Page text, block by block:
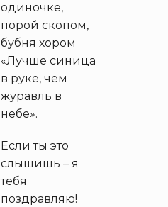
одиночке,
порой скопом,
бубня хором
«Лучше синица
в руке, чем
журавль в
небе».
Если ты это
слышишь – я
тебя
поздравляю!